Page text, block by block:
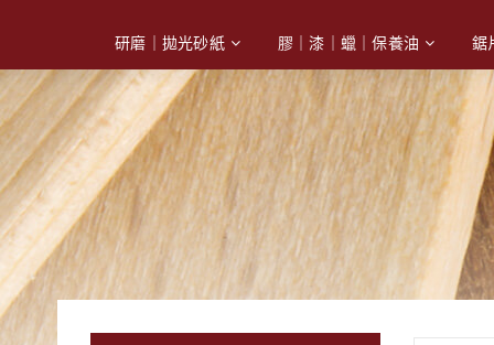
研磨｜拋光砂紙 膠｜漆｜蠟｜保養油 鋸